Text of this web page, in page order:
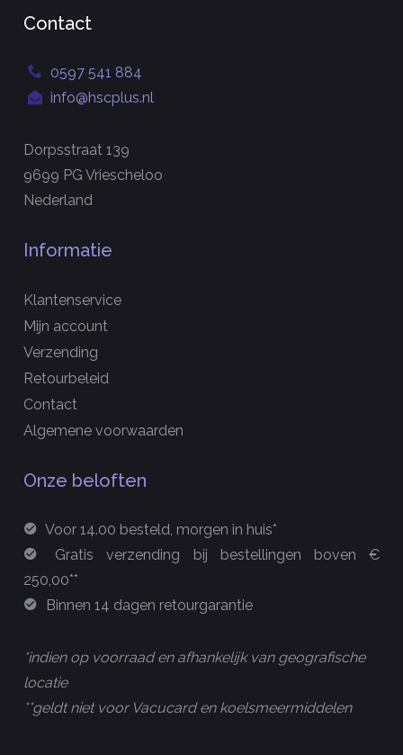
Contact
0597 541 884
info@hscplus.nl
Dorpsstraat 139
9699 PG Vriescheloo
Nederland
Informatie
Klantenservice
Mijn account
Verzending
Retourbeleid
Contact
Algemene voorwaarden
Onze beloften
Voor 14.00 besteld, morgen in huis*
Gratis verzending bij bestellingen boven €
250,00**
Binnen 14 dagen retourgarantie
*indien op voorraad en afhankelijk van geografische
locatie
**geldt niet voor Vacucard en koelsmeermiddelen